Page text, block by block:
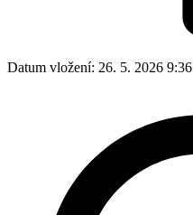
Datum vložení: 26. 5. 2026 9:36